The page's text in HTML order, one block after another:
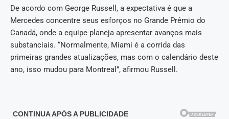
De acordo com George Russell, a expectativa é que a
Mercedes concentre seus esforços no Grande Prêmio do
Canadá, onde a equipe planeja apresentar avanços mais
substanciais. “Normalmente, Miami é a corrida das
primeiras grandes atualizações, mas com o calendário deste
ano, isso mudou para Montreal”, afirmou Russell.